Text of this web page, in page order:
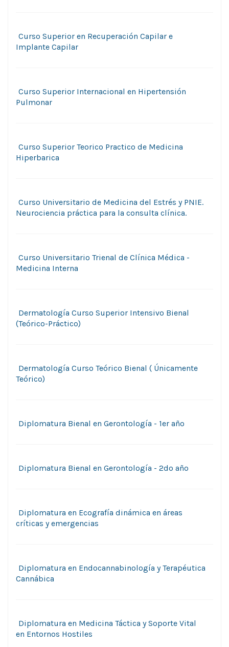
Curso Superior en Recuperación Capilar e
Implante Capilar
Curso Superior Internacional en Hipertensión
Pulmonar
Curso Superior Teorico Practico de Medicina
Hiperbarica
Curso Universitario de Medicina del Estrés y PNIE.
Neurociencia práctica para la consulta clínica.
Curso Universitario Trienal de Clínica Médica -
Medicina Interna
Dermatología Curso Superior Intensivo Bienal
(Teórico-Práctico)
Dermatología Curso Teórico Bienal ( Únicamente
Teórico)
Diplomatura Bienal en Gerontología - 1er año
Diplomatura Bienal en Gerontología - 2do año
Diplomatura en Ecografía dinámica en áreas
críticas y emergencias
Diplomatura en Endocannabinologí­a y Terapéutica
Cannábica
Diplomatura en Medicina Táctica y Soporte Vital
en Entornos Hostiles